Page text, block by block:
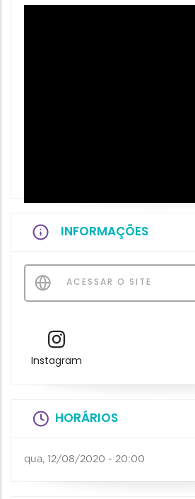
INFORMAÇÕES
ACESSAR O SITE
Instagram
HORÁRIOS
qua, 12/08/2020 - 20:00